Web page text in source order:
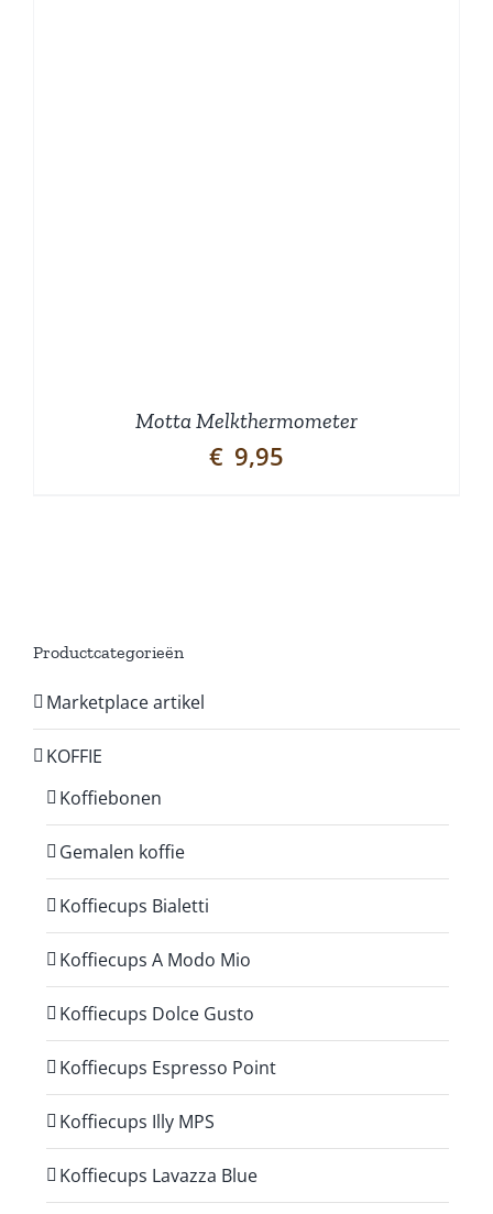
Motta Melkthermometer
€ 9,95
Productcategorieën
Marketplace artikel
KOFFIE
Koffiebonen
Gemalen koffie
Koffiecups Bialetti
Koffiecups A Modo Mio
Koffiecups Dolce Gusto
Koffiecups Espresso Point
Koffiecups Illy MPS
Koffiecups Lavazza Blue